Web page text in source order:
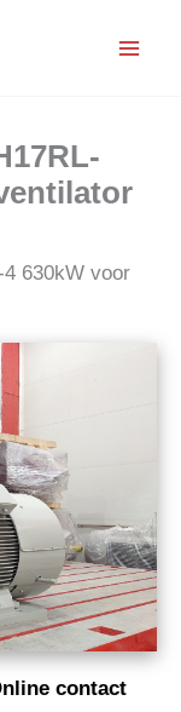
4 630kW voor
contact